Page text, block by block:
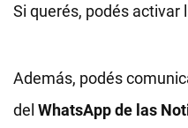
Si querés, podés activar
Además, podés
del WhatsApp de las